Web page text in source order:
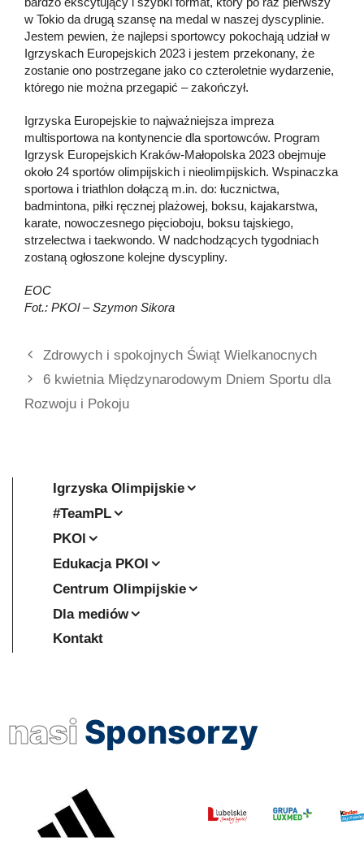
w Tokio da drugą szansę na medal w naszej dyscyplinie.
Jestem pewien, że najlepsi sportowcy pokochają udział w
Igrzyskach Europejskich 2023 i jestem przekonany, że
zostanie ono postrzegane jako co czteroletnie wydarzenie,
którego nie można przegapić – zakończył.
Igrzyska Europejskie to najważniejsza impreza
multisportowa na kontynencie dla sportowców. Program
Igrzysk Europejskich Kraków-Małopolska 2023 obejmuje
około 24 sportów olimpijskich i nieolimpijskich. Wspinaczka
sportowa i triathlon dołączą m.in. do: łucznictwa,
badmintona, piłki ręcznej plażowej, boksu, kajakarstwa,
karate, nowoczesnego pięcioboju, boksu tajskiego,
strzelectwa i taekwondo. W nadchodzących tygodniach
zostaną ogłoszone kolejne dyscypliny.
EOC
Fot.: PKOl – Szymon Sikora
Zdrowych i spokojnych Świąt Wielkanocnych
6 kwietnia Międzynarodowym Dniem Sportu dla
Rozwoju i Pokoju
Igrzyska Olimpijskie
#TeamPL
PKOl
Edukacja PKOl
Centrum Olimpijskie
Dla mediów
Kontakt
nasi Sponsorzy